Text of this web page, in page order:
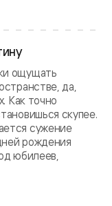
ощущать
да,
Как точно
скупее.
сужение
рождения
юбилеев,